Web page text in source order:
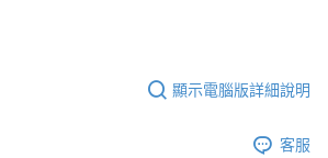
顯示電腦版詳細說明
客服